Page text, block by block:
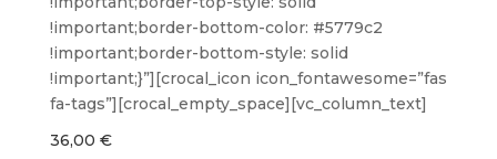
!important;border-bottom-color: #5779c2
!important;border-bottom-style: solid
!important;}”][crocal_icon icon_fontawesome=”fas
fa-tags”][crocal_empty_space][vc_column_text]
36,00 €